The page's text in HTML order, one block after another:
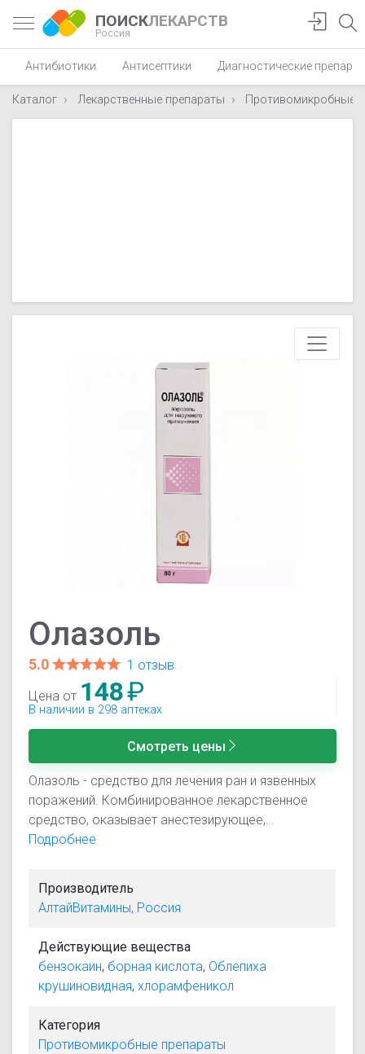
ПОИСКЛЕКАРСТВ
Россия
Антибиотики Антисептики Диагностические
Каталог Лекарственные препараты Противомикробные
Олазоль
5.0
1 отзыв
Цена от 148₽
В наличии в 298 аптеках
Смотреть цены
Олазоль - средство для лечения ран и язвенных
поражений. Комбинированное лекарственное
средство, оказывает анестезирующее,
антибактериальное (проявляет активность по
микробов, гемофильная бактерий, бруцелл,
риккетсий, хламидий, спирохет) и
экссудацию, способствует регенерации тканей и
ускоряет процесс эпителизации ран. Применяется
при ожогах.
Подробнее
Производитель
АлтайВитамины, Россия
Действующие вещества
бензокаин, борная кислота, Облепиха
крушиновидная,хлорамфеникол
Категория
Противомикробные препараты